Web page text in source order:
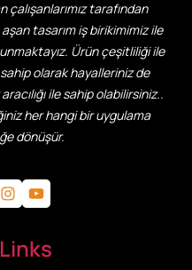
tarafından
aşan tasarım iş birikimimiz ile
Ürün çeşitliliği ile
olarak hayalleriniz de
ile sahip olabilirsiniz..
her hangi bir uygulama
dönüşür.
Instagram YouTube